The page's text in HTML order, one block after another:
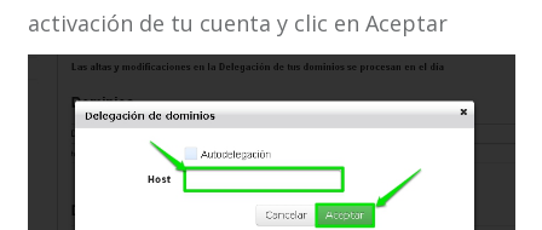
activación de tu cuenta y clic en Aceptar